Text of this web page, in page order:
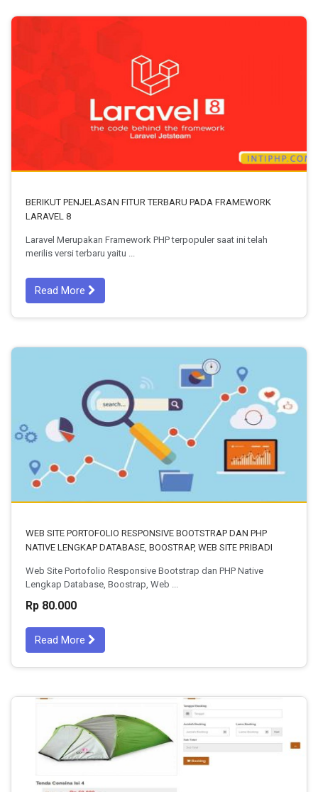
BERIKUT PENJELASAN FITUR TERBARU PADA FRAMEWORK
LARAVEL 8
Laravel Merupakan Framework PHP terpopuler saat ini telah
merilis versi terbaru yaitu ...
Read More
WEB SITE PORTOFOLIO RESPONSIVE BOOTSTRAP DAN PHP
NATIVE LENGKAP DATABASE, BOOSTRAP, WEB SITE PRIBADI
Web Site Portofolio Responsive Bootstrap dan PHP Native
Lengkap Database, Boostrap, Web ...
Rp 80.000
Read More